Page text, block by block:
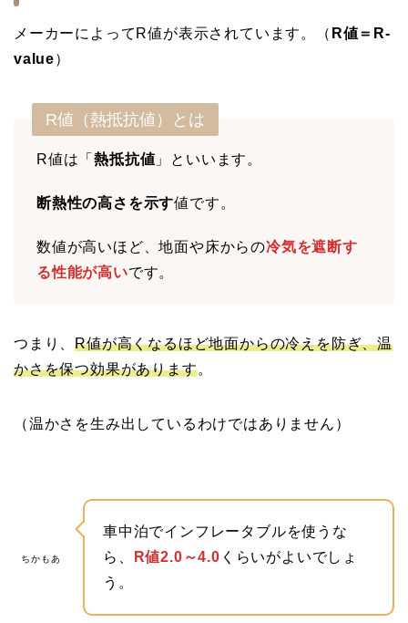
メーカーによってR値が表示されています。（ R値＝R-
value）
R値（熱抵抗値）とは
R値は「熱抵抗値 」といいます。
断熱性の高さを示す値です。
数値が高いほど、地面や床からの冷気を遮断す
る性能が高いです。
つまり、R値が高くなるほど地面からの冷えを防ぎ、温
かさを保つ効果があります。
（温かさを生み出しているわけではありません）
ちかもあ
車中泊でインフレータブルを使うな
ら、
R値2.0～4.0 くらいがよいでしょ
う。